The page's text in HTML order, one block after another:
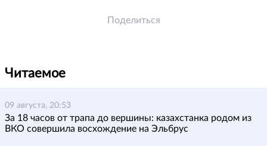
Поделиться
Читаемое
09 августа, 20:53
За 18 часов от трапа до вершины: казахстанка родом из
ВКО совершила восхождение на Эльбрус